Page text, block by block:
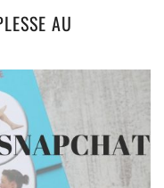
AU